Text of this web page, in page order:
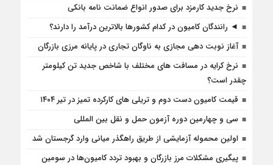
نرخ جدید کارمزد برای صدور انواع ضمانت نامه بانکی
◄ رانندگان کامیون در کدام کشورها بالاترین درآمد را دارند؟
آغاز نوبت دهی مجازی به ناوگان تجاری در پایانه مرزی بازرگان
نرخ کرایه در مسافت‌ های مختلف با شاخص جدید تن کیلومتر
چقدر است؟
قیمت کامیون دست دوم و تریلی‌ های کارکرده تمیز در تیر ۱۴۰۴
سی و چهارمین دوره آزمون حمل و نقل بین المللی
اولین محموله آزمایشی از طریق راهگذر میانی وارد گرجستان شد
پیگیری مشکلات مرز بازرگان و بهبود تردد کامیون‌ها در سومین